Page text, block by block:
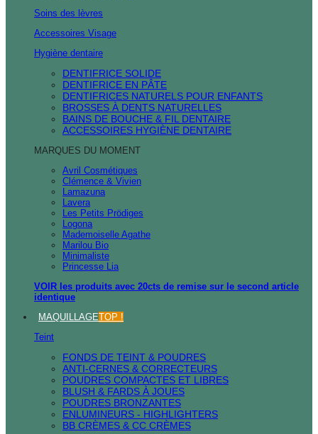
Soins des lèvres
Accessoires Visage
Hygiène dentaire
DENTIFRICE SOLIDE
DENTIFRICE EN PÂTE
DENTIFRICES NATURELS POUR ENFANTS
BROSSES À DENTS NATURELLES
BAINS DE BOUCHE & FIL DENTAIRE
ACCESSOIRES HYGIÈNE DENTAIRE
MARQUES DU MOMENT
Avril Cosmétiques
Clémence & Vivien
Lamazuna
Lavera
Les Petits Prödiges
Logona
Mademoiselle Agathe
Marilou Bio
Minimaliste
Princesse Lia
VOIR les produits avec 20cts de remise sur le second article
identique
MAQUILLAGETOP !
Teint
FONDS DE TEINT & POUDRES
ANTI-CERNES & CORRECTEURS
POUDRES COMPACTES ET LIBRES
BLUSH & FARDS À JOUES
POUDRES BRONZANTES
ENLUMINEURS - HIGHLIGHTERS
BB CRÈMES & CC CRÈMES